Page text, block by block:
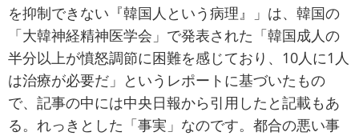
を抑制できない『韓国人という病理』」は、韓国の
「大韓神経精神医学会」で発表された「韓国成人の
半分以上が憤怒調節に困難を感じており、10人に1人
は治療が必要だ」というレポートに基づいたもの
で、記事の中には中央日報から引用したと記載もあ
る。れっきとした「事実」なのです。都合の悪い事